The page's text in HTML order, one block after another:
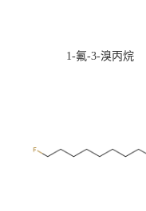
1-氟-3-溴丙烷